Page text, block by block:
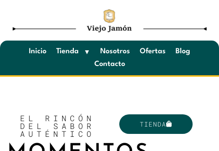
Saltar
contenidoInicio Tienda Nosotros Ofertas
Blog
Contacto
EL RINCÓN
DEL SABOR
AUTÉNTICO
TIENDA